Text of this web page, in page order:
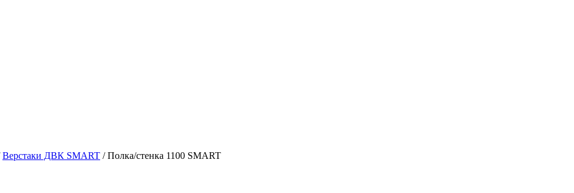
Верстаки ДВК SMART /Полка/стенка 1100 SMART